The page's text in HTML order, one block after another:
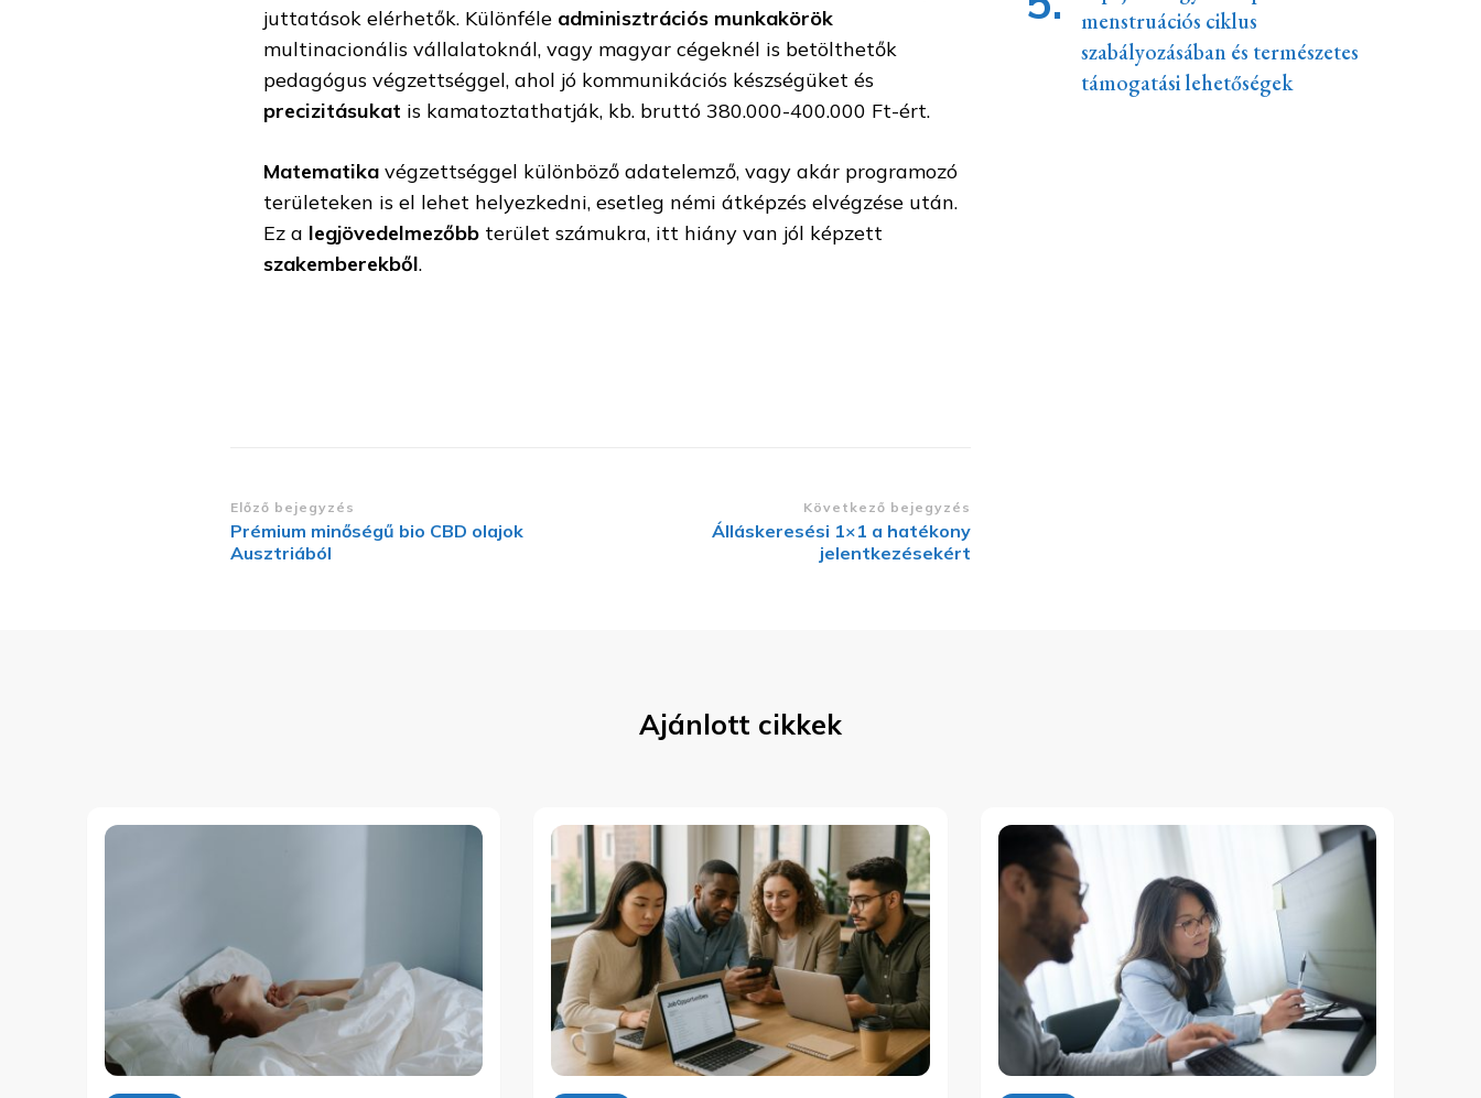
juttatások elérhetők. Különféle adminisztrációs munkakörök
multinacionális vállalatoknál, vagy magyar cégeknél is betölthetők
pedagógus végzettséggel, ahol jó kommunikációs készségüket és
precizitásukat is kamatoztathatják, kb. bruttó 380.000-400.000 Ft-ért.
Matematika végzettséggel különböző adatelemző, vagy akár programozó
területeken is el lehet helyezkedni, esetleg némi átképzés elvégzése után.
Ez a legjövedelmezőbb terület számukra, itt hiány van jól képzett
szakemberekből.
Bejegyzések
navigációja
Előző bejegyzés
Prémium minőségű bio CBD olajok
Ausztriából
Következő bejegyzés
Álláskeresési 1×1 a hatékony
jelentkezésekért
menstruációs ciklus
szabályozásában és természetes
támogatási lehetőségek
Ajánlott cikkek